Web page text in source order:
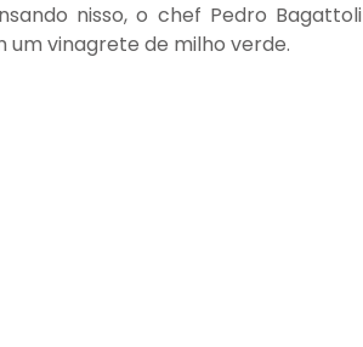
nisso, o chef Pedro Bagattoli
vinagrete de milho verde.